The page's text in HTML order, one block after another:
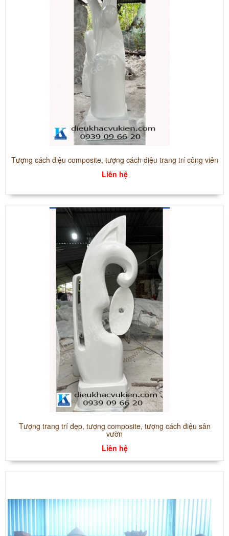
Tượng cách điệu composite, tượng cách điệu trang trí công viên
Liên hệ
Tượng trang trí đẹp, tượng composite, tượng cách điệu sân
vườn
Liên hệ